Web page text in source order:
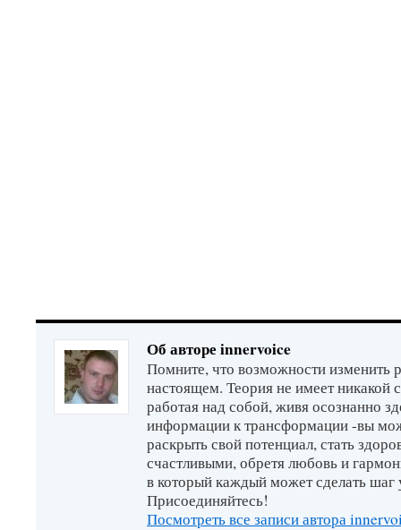
Об авторе innervoice
Помните, что возможности изменить
настоящем. Теория не имеет никакой
работая над собой, живя осознанно
информации к трансформации -вы
раскрыть свой потенциал, стать
счастливыми, обретя любовь и
в который каждый может сделать шаг
Присоединяйтесь!
Посмотреть все записи автора